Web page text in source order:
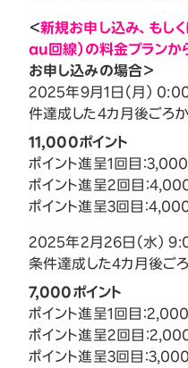
＜新規お申し込み、もしく
au回線）の料金プランか
お申し込みの場合＞
2025年9月1日（月）
件達成した4カ月後ごろ
11,000ポイント
ポイント進呈1回目：
ポイント進呈2回目：
ポイント進呈3回目：
2025年2月26日（水）
条件達成した4カ月後ご
7,000ポイント
ポイント進呈1回目：
ポイント進呈2回目：
ポイント進呈3回目：